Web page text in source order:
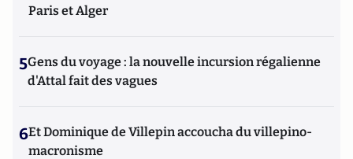
Paris et Alger
5Gens du voyage : la nouvelle incursion régalienne
d'Attal fait des vagues
6Et Dominique de Villepin accoucha du villepino-
macronisme